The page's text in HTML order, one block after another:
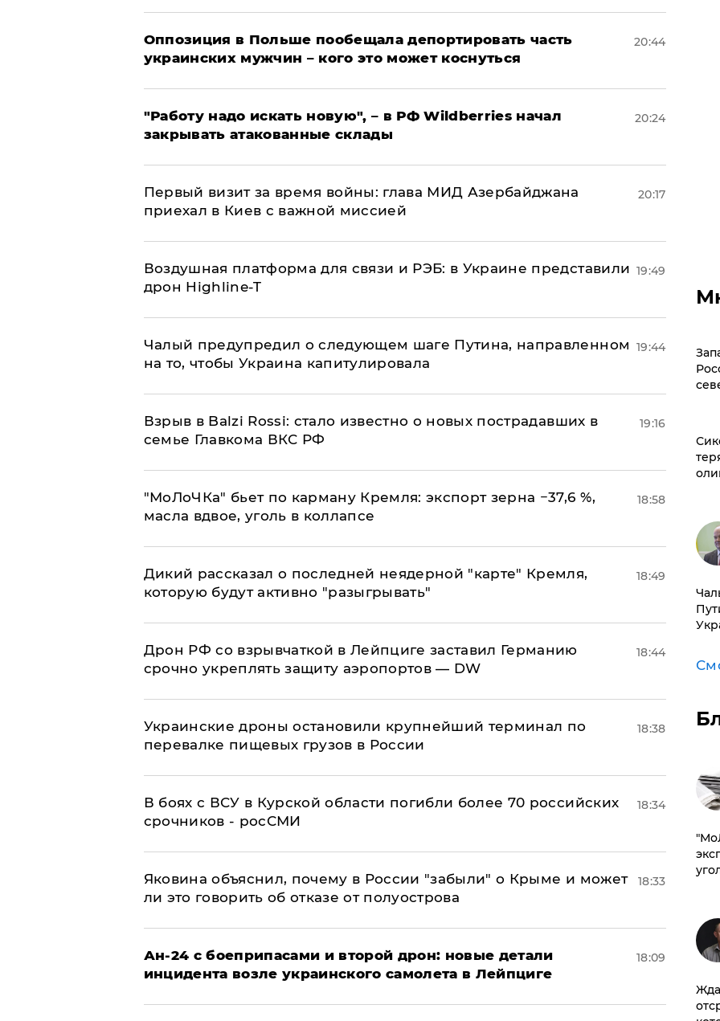
Оппозиция в Польше пообещала депортировать часть
украинских мужчин – кого это может коснуться
20:44
"Работу надо искать новую", – в РФ Wildberries начал
закрывать атакованные склады
20:24
Первый визит за время войны: глава МИД Азербайджана
приехал в Киев с важной миссией
20:17
Воздушная платформа для связи и РЭБ: в Украине представили
дрон Highline-T
19:49
Чалый предупредил о следующем шаге Путина, направленном
на то, чтобы Украина капитулировала
19:44
Взрыв в Balzi Rossi: стало известно о новых пострадавших в
семье Главкома ВКС РФ
19:16
​"МоЛоЧКа" бьет по карману Кремля: экспорт зерна −37,6 %,
масла вдвое, уголь в коллапсе
18:58
Дикий рассказал о последней неядерной "карте" Кремля,
которую будут активно "разыгрывать"
18:49
​Дрон РФ со взрывчаткой в Лейпциге заставил Германию
срочно укреплять защиту аэропортов — DW
18:44
Украинские дроны остановили крупнейший терминал по
перевалке пищевых грузов в России
18:38
В боях с ВСУ в Курской области погибли более 70 российских
срочников - росСМИ
18:34
Яковина объяснил, почему в России "забыли" о Крыме и может
ли это говорить об отказе от полуострова
18:33
Ан-24 с боеприпасами и второй дрон: новые детали
инцидента возле украинского самолета в Лейпциге
18:09